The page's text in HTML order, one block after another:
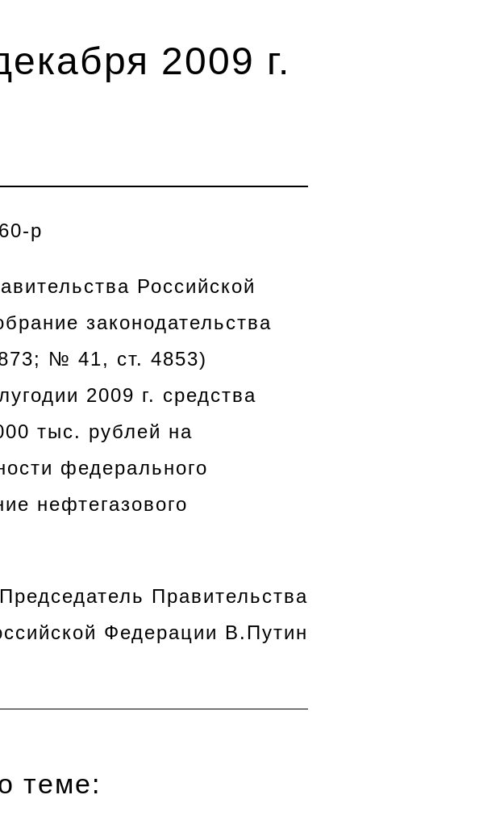
2009 г.
р
Российской
законодательства
№ 41, ст. 4853)
2009 г. средства
тыс. рублей на
федерального
нефтегазового
Председатель Правительства
Федерации В.Путин
теме: